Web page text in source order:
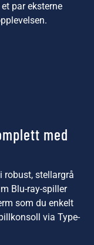
par eksterne
med
robust, stellargrå
Blu-ray-spiller
som du enkelt
via Type-